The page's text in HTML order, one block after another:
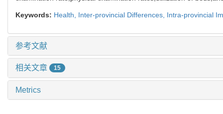
Keywords: Health, Inter-provincial Differences, Intra-provincial
参考文献
相关文章 15
Metrics